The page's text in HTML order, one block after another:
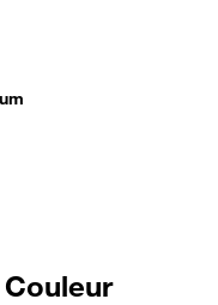
Couleur